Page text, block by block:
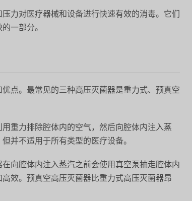
力对医疗器械和设备进行快速有效的消毒。它们
一部分。
点。最常见的三种高压灭菌器是重力式、预真空
重力排除腔体内的空气，然后向腔体内注入蒸
并不适用于所有类型的医疗设备。
向腔体内注入蒸汽之前会使用真空泵抽走腔体内
效。预真空高压灭菌器比重力式高压灭菌器昂